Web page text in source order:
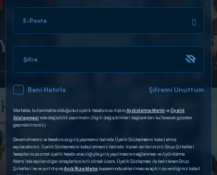
ARAMA SONUÇLARI
DİĞER SONUÇLAR
E-Posta
Şifre
Beni Hatırla Şifremi Unuttum
Merhaba, kullanmakta olduğunuz üyelik hesabınıza ilişkinAydınlatma Metni veÜyelik
Sözleşmesi’nde değişiklik yapılmıştır. (İlgili değişiklikleri bağlantıları kullanarak gözden
geçirebilirsiniz.)
Devam etmeniz ve hesabınıza giriş yapmanız halinde Üyelik Sözleşmesini kabul etmiş
sayılacaksınız. Üyelik Sözleşmesini kabul etmeniz halinde; kişisel verilerinizin, Grup Şirketleri
hesaplarınıza ortak üyelik hesabı aracılığıyla giriş yapılmasının sağlanması ve Aydınlatma
Metni’nde sayılan diğer amaçlarla sınırlı olmak üzere, Üyelik Sözleşmesi ile belirlenen Grup
Şirketleri’ne ve yurt dışınaAçık Rıza Metni kapsamında aktarılmasına açık rıza verdiğiniz kabul